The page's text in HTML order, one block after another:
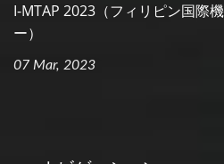
I-MTAP 2023（フィリピン国際
ー）
07 Mar, 2023